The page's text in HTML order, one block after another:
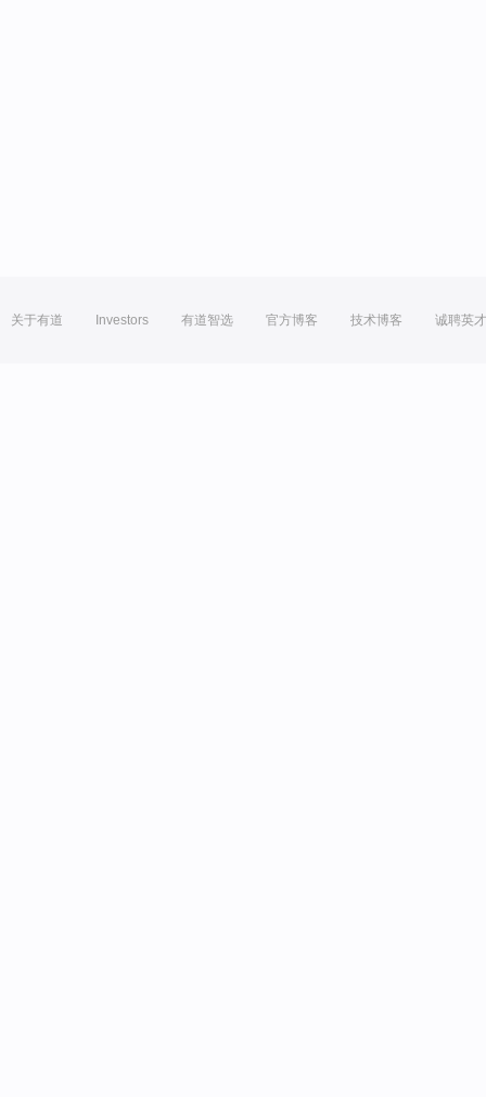
关于有道 Investors 有道智选 官方博客 技术博客 诚聘英才